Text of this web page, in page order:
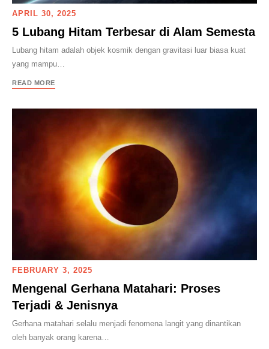
APRIL 30, 2025
5 Lubang Hitam Terbesar di Alam Semesta
Lubang hitam adalah objek kosmik dengan gravitasi luar biasa kuat
yang mampu…
READ MORE
FEBRUARY 3, 2025
Mengenal Gerhana Matahari: Proses
Terjadi & Jenisnya
Gerhana matahari selalu menjadi fenomena langit yang dinantikan
oleh banyak orang karena…